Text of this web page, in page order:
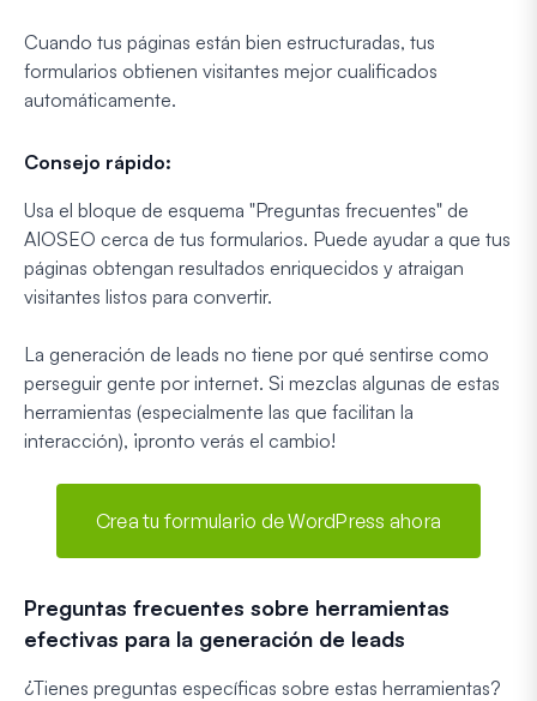
Cuando tus páginas están bien estructuradas, tus
formularios obtienen visitantes mejor cualificados
automáticamente.
Consejo rápido:
Usa el bloque de esquema "Preguntas frecuentes" de
AIOSEO cerca de tus formularios. Puede ayudar a que tus
páginas obtengan resultados enriquecidos y atraigan
visitantes listos para convertir.
La generación de leads no tiene por qué sentirse como
perseguir gente por internet. Si mezclas algunas de estas
herramientas (especialmente las que facilitan la
interacción), ¡pronto verás el cambio!
Crea tu formulario de WordPress ahora
Preguntas frecuentes sobre herramientas
efectivas para la generación de leads
¿Tienes preguntas específicas sobre estas herramientas?